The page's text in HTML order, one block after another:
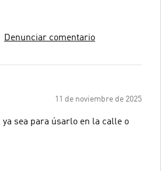
Denunciar comentario
11 de noviembre de 2025
sea para úsarlo en la calle o